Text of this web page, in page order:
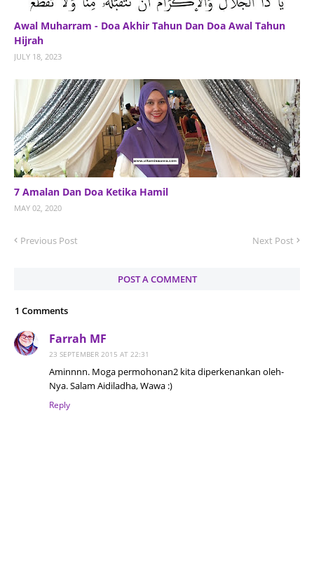
Awal Muharram - Doa Akhir Tahun Dan Doa Awal Tahun
Hijrah
JULY 18, 2023
7 Amalan Dan Doa Ketika Hamil
MAY 02, 2020
Previous Post Next Post
POST A COMMENT
1 Comments
Farrah MF
23 SEPTEMBER 2015 AT 22:31
Aminnnn. Moga permohonan2 kita diperkenankan oleh-
Nya. Salam Aidiladha, Wawa :)
Reply